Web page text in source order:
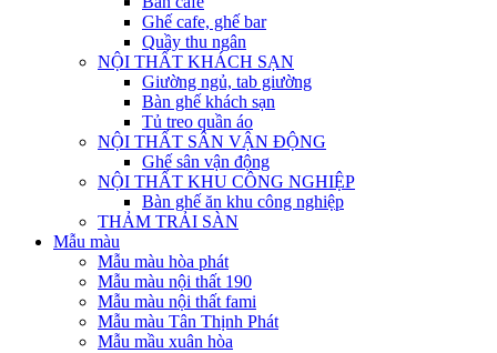
Ghế cafe, ghế bar
Quầy thu ngân
NỘI THẤT KHÁCH SẠN
Giường ngủ, tab giường
Bàn ghế khách sạn
Tủ treo quần áo
NỘI THẤT SÂN VẬN ĐỘNG
Ghế sân vận động
NỘI THẤT KHU CÔNG NGHIỆP
Bàn ghế ăn khu công nghiệp
THẢM TRẢI SÀN
Mẫu màu
Mẫu màu hòa phát
Mẫu màu nội thất 190
Mẫu màu nội thất fami
Mẫu màu Tân Thịnh Phát
Mẫu mầu xuân hòa